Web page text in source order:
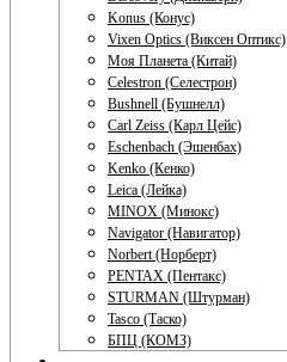
Konus (Конус)
Vixen Optics (Виксен Оптикс)
Моя Планета (Китай)
Celestron (Селестрон)
Bushnell (Бушнелл)
Carl Zeiss (Карл Цейс)
Eschenbach (Эшенбах)
Kenko (Кенко)
Leica (Лейка)
MINOX (Минокс)
Navigator (Навигатор)
Norbert (Норберт)
PENTAX (Пентакс)
STURMAN (Штурман)
Tasco (Таско)
БПЦ (КОМЗ)